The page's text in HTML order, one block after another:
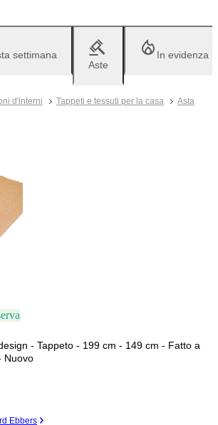
settimana
Aste
In evidenza
d'interni Tappeti e tessuti per la casa
Asta
- Tappeto - 199 cm - 149 cm - Fatto a
Nuovo
Ebbers